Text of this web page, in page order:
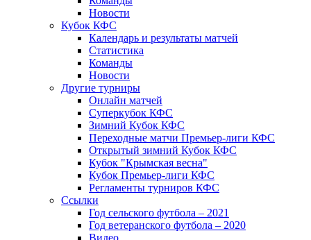
Новости
Кубок КФС
Календарь и результаты матчей
Статистика
Команды
Новости
Другие турниры
Онлайн матчей
Суперкубок КФС
Зимний Кубок КФС
Переходные матчи Премьер-лиги КФС
Открытый зимний Кубок КФС
Кубок "Крымская весна"
Кубок Премьер-лиги КФС
Регламенты турниров КФС
Ссылки
Год сельского футбола – 2021
Год ветеранского футбола – 2020
Видео